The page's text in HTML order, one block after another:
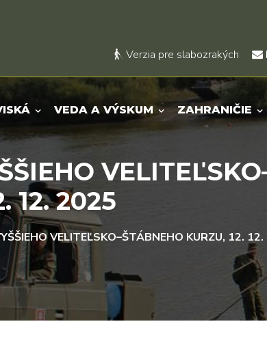
Verzia pre slabozrakých
VEDA A VÝSKUM ZAHRANIČIE
12. 2025
VELITEĽSKO–ŠTÁBNEHO KURZU, 12.